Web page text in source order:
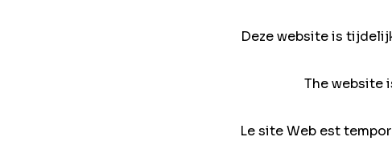
Deze website is
The website
Le site Web est